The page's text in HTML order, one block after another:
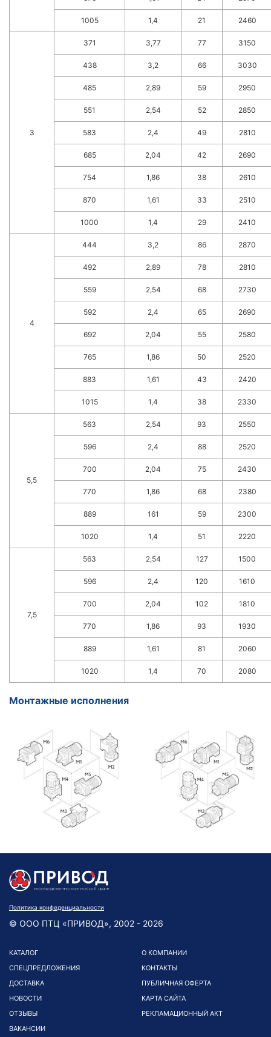
1005 1,4 21 2460
3
371 3,77 77 3150
438 3,2 66 3030
485 2,89 59 2950
551 2,54 52 2850
583 2,4 49 2810
685 2,04 42 2690
754 1,86 38 2610
870 1,61 33 2510
1000 1,4 29 2410
4
444 3,2 86 2870
492 2,89 78 2810
559 2,54 68 2730
592 2,4 65 2690
692 2,04 55 2580
765 1,86 50 2520
883 1,61 43 2420
1015 1,4 38 2330
5,5
563 2,54 93 2550
596 2,4 88 2520
700 2,04 75 2430
770 1,86 68 2380
889 161 59 2300
1020 1,4 51 2220
7,5
563 2,54 127 1500
596 2,4 120 1610
700 2,04 102 1810
770 1,86 93 1930
889 1,61 81 2060
1020 1,4 70 2080
Монтажные исполнения
Политика конфеденциальности
© ООО ПТЦ «ПРИВОД», 2002 - 2026
КАТАЛОГ
СПЕЦПРЕДЛОЖЕНИЯ
ДОСТАВКА
НОВОСТИ
ОТЗЫВЫ
ВАКАНСИИ
О КОМПАНИИ
КОНТАКТЫ
ПУБЛИЧНАЯ ОФЕРТА
КАРТА САЙТА
РЕКЛАМАЦИОННЫЙ АКТ